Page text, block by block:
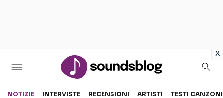
x
Sezioni
NOTIZIE INTERVISTE RECENSIONI ARTISTI TESTI CANZONI